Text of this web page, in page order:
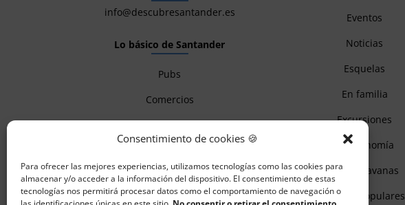
Consentimiento de cookies 🍪
Para ofrecer las mejores experiencias, utilizamos tecnologías como las cookies para
almacenar y/o acceder a la información del dispositivo. El consentimiento de estas
tecnologías nos permitirá procesar datos como el comportamiento de navegación o
info@descubresantander.es
Lo básico de Santander
Pubs
Comercios
Alojamientos
Flash Descuentos
Eventos
Noticias
Esquelas
En familia
Excursiones
Gastronomía
Autocaravanas
Fiestas populares